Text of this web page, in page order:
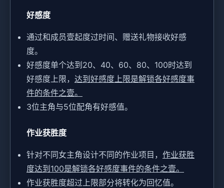
好感度
通过和成员壹起度过时间、赠送礼物接收好感
度。
好感度单个达到20、40、60、80、100时达到
好感度上限， 达到好感度上限是解锁各好感度事
件的条件之壹。
3位主角与5位配角有好感值。
作业获胜度
针对不同女主角设计不同的作业项目， 作业获胜
度达到100是解锁各好感度事件的条件之壹。
作业获胜度超过上限部分将转化为回忆值。